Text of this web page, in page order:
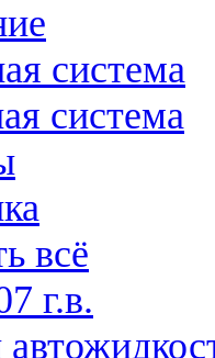
система
система
всё
г.в.